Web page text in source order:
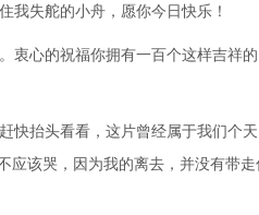
我失舵的小舟，愿你今日快乐！
衷心的祝福你拥有一百个这样吉祥的
快抬头看看，这片曾经属于我们个天
应该哭，因为我的离去，并没有带走